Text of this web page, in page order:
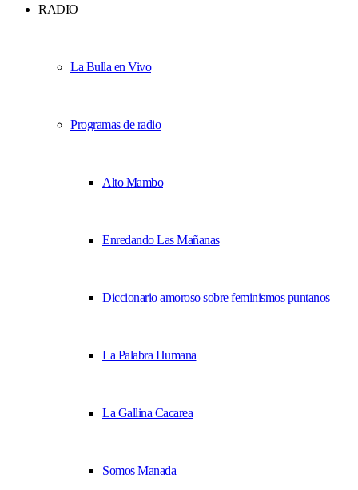
RADIO
La Bulla en Vivo
Programas de radio
Alto Mambo
Enredando Las Mañanas
Diccionario amoroso sobre feminismos puntanos
La Palabra Humana
La Gallina Cacarea
Somos Manada